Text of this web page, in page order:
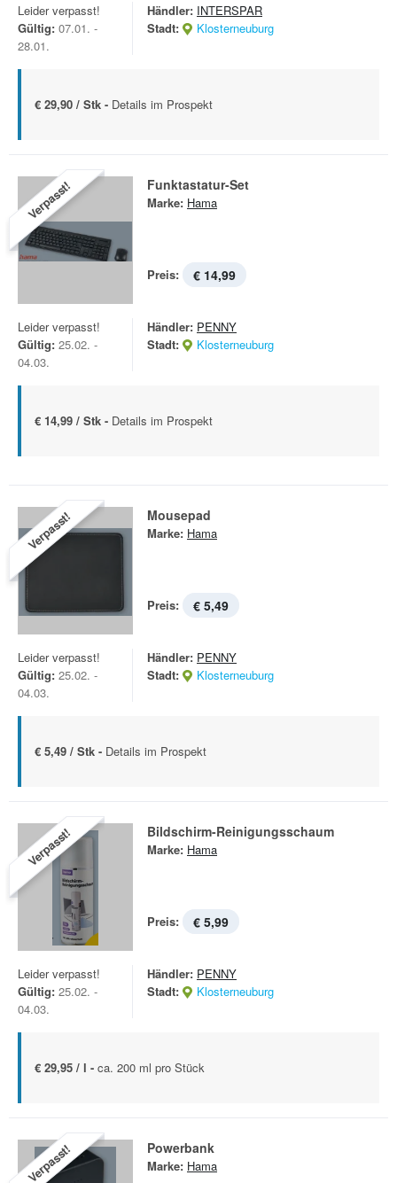
Leider verpasst!
Gültig: 07.01. -
28.01.
Händler: INTERSPAR
Stadt:
Klosterneuburg
€ 29,90 / Stk - Details im Prospekt
Verpasst! Funktastatur-Set
Marke: Hama
Preis: € 14,99
Leider verpasst!
Gültig: 25.02. -
04.03.
Händler: PENNY
Stadt:
Klosterneuburg
€ 14,99 / Stk - Details im Prospekt
Verpasst! Mousepad
Marke: Hama
Preis: € 5,49
Leider verpasst!
Gültig: 25.02. -
04.03.
Händler: PENNY
Stadt:
Klosterneuburg
€ 5,49 / Stk - Details im Prospekt
Verpasst! Bildschirm-Reinigungsschaum
Marke: Hama
Preis: € 5,99
Leider verpasst!
Gültig: 25.02. -
04.03.
Händler: PENNY
Stadt:
Klosterneuburg
€ 29,95 / l - ca. 200 ml pro Stück
Verpasst! Powerbank
Marke: Hama